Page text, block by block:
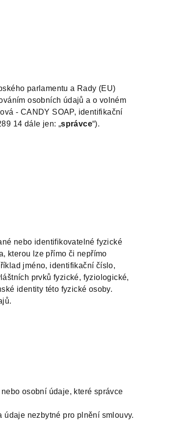
parlamentu a Rady (EU)
osobních údajů a o volném
- CANDY SOAP, identifikační
14 dále jen: „správce“).
nebo identifikovatelné fyzické
kterou lze přímo či nepřímo
jméno, identifikační číslo,
prvků fyzické, fyziologické,
identity této fyzické osoby.
osobní údaje, které správce
nezbytné pro plnění smlouvy.